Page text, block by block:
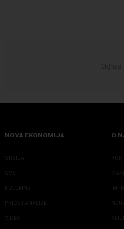
NOVA EKONOMIJA
SRBIJA
SVET
KOLUMNE
PRIČE I ANALIZE
VIDEO
O